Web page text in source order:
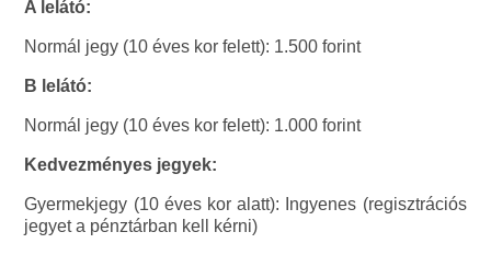
A lelátó:
Normál jegy (10 éves kor felett): 1.500 forint
B lelátó:
Normál jegy (10 éves kor felett): 1.000 forint
Kedvezményes jegyek:
Gyermekjegy (10 éves kor alatt): Ingyenes (regisztrációs
jegyet a pénztárban kell kérni)